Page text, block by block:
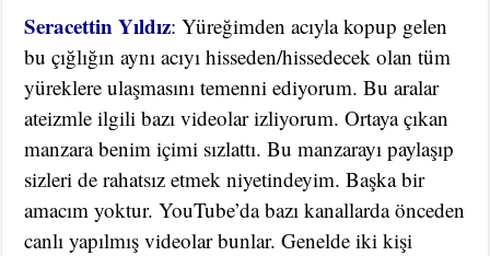
Seracettin Yıldız: Yüreğimden acıyla kopup gelen
bu çığlığın aynı acıyı hisseden/hissedecek olan tüm
yüreklere ulaşmasını temenni ediyorum. Bu aralar
ateizmle ilgili bazı videolar izliyorum. Ortaya çıkan
manzara benim içimi sızlattı. Bu manzarayı paylaşıp
sizleri de rahatsız etmek niyetindeyim. Başka bir
amacım yoktur. YouTube’da bazı kanallarda önceden
canlı yapılmış videolar bunlar. Genelde iki kişi